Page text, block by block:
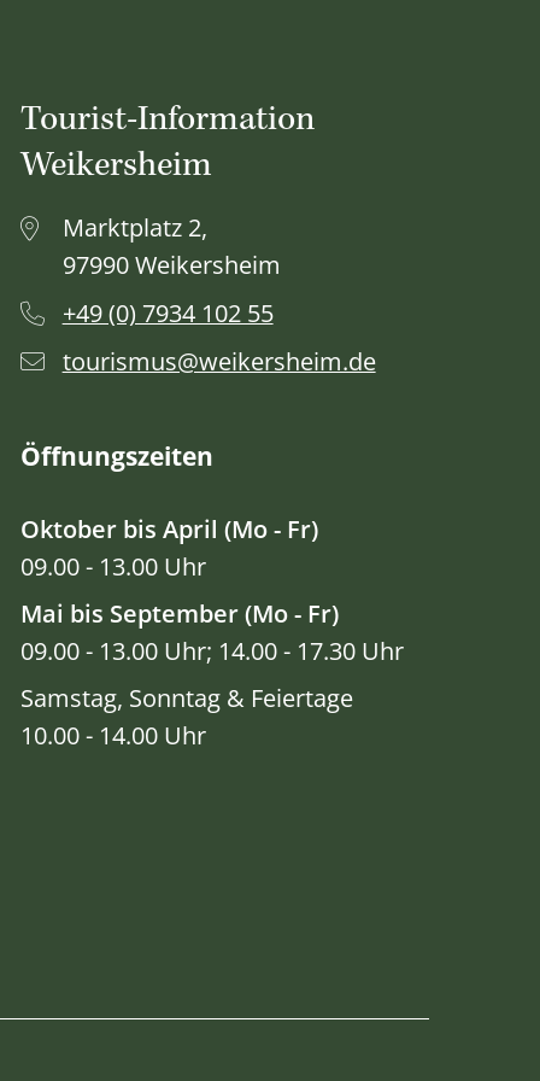
Tourist-Information
Weikersheim
Marktplatz 2,
97990 Weikersheim
+49 (0) 7934 102 55
tourismus@weikersheim.de
Öffnungszeiten
Oktober bis April (Mo - Fr)
09.00 - 13.00 Uhr
Mai bis September (Mo - Fr)
09.00 - 13.00 Uhr; 14.00 - 17.30 Uhr
Samstag, Sonntag & Feiertage
10.00 - 14.00 Uhr